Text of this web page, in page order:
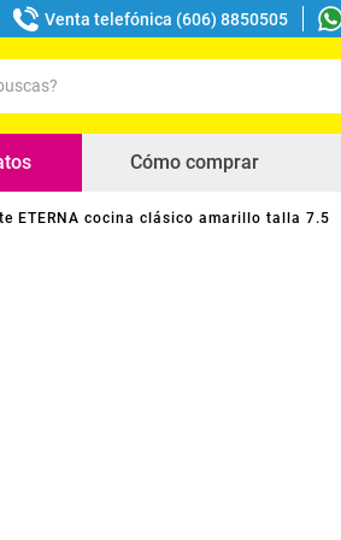
Venta telefónica (606) 8850505
Cómo comprar
ETERNA cocina clásico amarillo talla 7.5
buscados